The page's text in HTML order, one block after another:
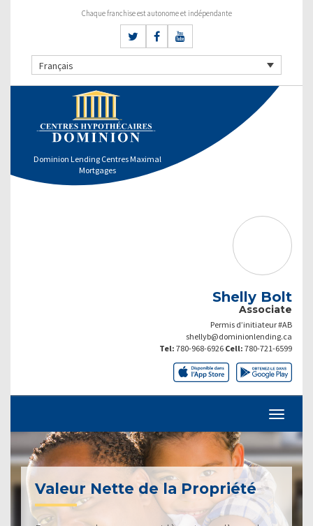
Chaque franchise est autonome et indépendante
Français
Dominion Lending Centres Maximal
Mortgages
Shelly Bolt
Associate
Permis d’initiateur #AB
shellyb@dominionlending.ca
Tel: 780-968-6926 Cell: 780-721-6599
Valeur Nette de la Propriété